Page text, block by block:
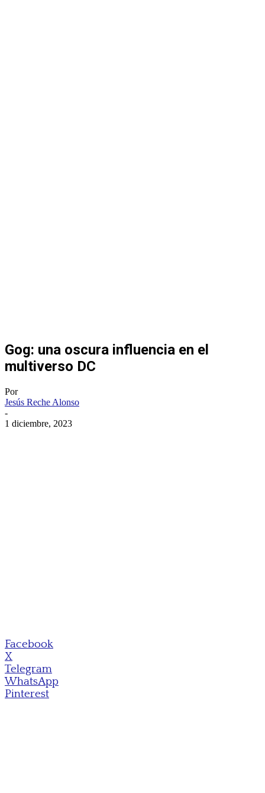
Gog: una oscura influencia en el
multiverso DC
Por
Jesús Reche Alonso
-
1 diciembre, 2023
Facebook
X
Telegram
WhatsApp
Pinterest